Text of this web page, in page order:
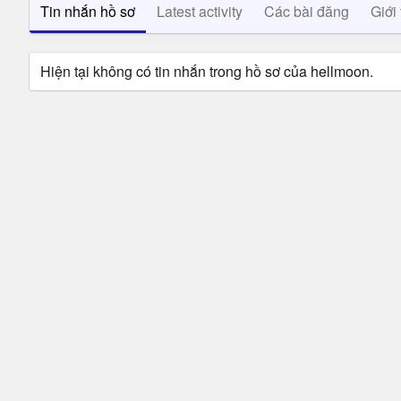
Tin nhắn hồ sơ Latest activity Các bài đăng Giới
Hiện tại không có tin nhắn trong hồ sơ của hellmoon.